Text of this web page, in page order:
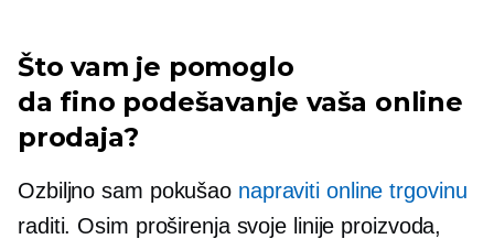
Što vam je pomoglo
da fino podešavanje vaša online
prodaja?
Ozbiljno sam pokušao napraviti online trgovinu
raditi. Osim proširenja svoje linije proizvoda,